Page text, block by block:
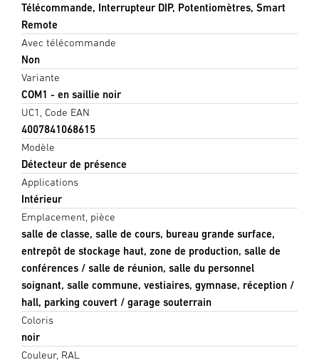
Télécommande, Interrupteur DIP, Potentiomètres, Smart
Remote
Avec télécommande
Non
Variante
COM1 - en saillie noir
UC1, Code EAN
4007841068615
Modèle
Détecteur de présence
Applications
Intérieur
Emplacement, pièce
salle de classe, salle de cours, bureau grande surface,
entrepôt de stockage haut, zone de production, salle de
conférences / salle de réunion, salle du personnel
soignant, salle commune, vestiaires, gymnase, réception /
hall, parking couvert / garage souterrain
Coloris
noir
Couleur, RAL